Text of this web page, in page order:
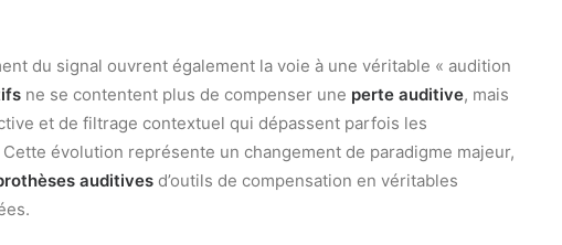
du signal ouvrent également la voie à une véritable « audition
ne se contentent plus de compenser une perte auditive, mais
et de filtrage contextuel qui dépassent parfois les
évolution représente un changement de paradigme majeur,
auditives d’outils de compensation en véritables